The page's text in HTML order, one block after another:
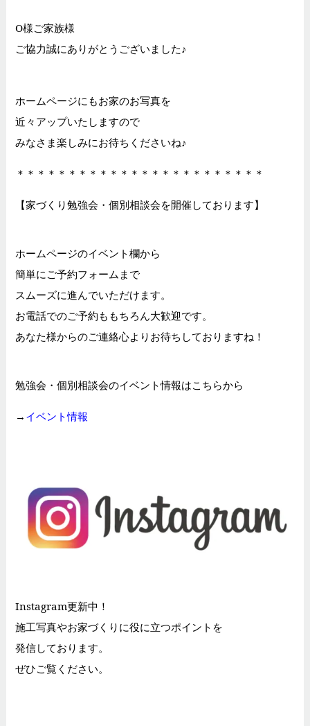
O様ご家族様
ご協力誠にありがとうございました♪
ホームページにもお家のお写真を
近々アップいたしますので
みなさま楽しみにお待ちくださいね♪
＊＊＊＊＊＊＊＊＊＊＊＊＊＊＊＊＊＊＊＊＊＊＊＊
【家づくり勉強会・個別相談会を開催しております】
ホームページのイベント欄から
簡単にご予約フォームまで
スムーズに進んでいただけます。
お電話でのご予約ももちろん大歓迎です。
あなた様からのご連絡心よりお待ちしておりますね！
勉強会・個別相談会のイベント情報はこちらから
→ イベント情報
Instagram更新中！
施工写真やお家づくりに役に立つポイントを
発信しております。
ぜひご覧ください。